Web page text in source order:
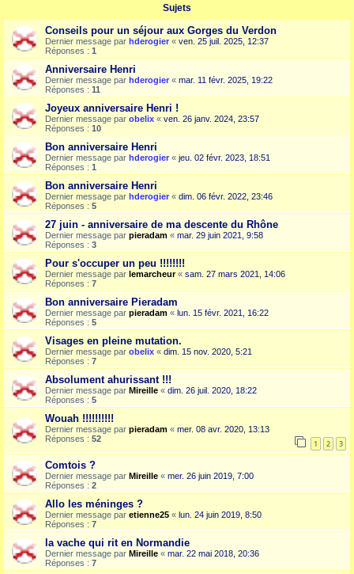
Sujets
Conseils pour un séjour aux Gorges du Verdon
Dernier message par hderogier « ven. 25 juil. 2025, 12:37
Réponses : 1
Anniversaire Henri
Dernier message par hderogier « mar. 11 févr. 2025, 19:22
Réponses : 11
Joyeux anniversaire Henri !
Dernier message par obelix « ven. 26 janv. 2024, 23:57
Réponses : 10
Bon anniversaire Henri
Dernier message par hderogier « jeu. 02 févr. 2023, 18:51
Réponses : 1
Bon anniversaire Henri
Dernier message par hderogier « dim. 06 févr. 2022, 23:46
Réponses : 5
27 juin - anniversaire de ma descente du Rhône
Dernier message par pieradam « mar. 29 juin 2021, 9:58
Réponses : 3
Pour s'occuper un peu !!!!!!!!
Dernier message par lemarcheur« sam. 27 mars 2021, 14:06
Réponses : 7
Bon anniversaire Pieradam
Dernier message par pieradam « lun. 15 févr. 2021, 16:22
Réponses : 5
Visages en pleine mutation.
Dernier message par obelix « dim. 15 nov. 2020, 5:21
Réponses : 7
Absolument ahurissant !!!
Dernier message par Mireille « dim. 26 juil. 2020, 18:22
Réponses : 5
Wouah !!!!!!!!!!
Dernier message par pieradam « mer. 08 avr. 2020, 13:13
Réponses : 52 1 2 3
Comtois ?
Dernier message par Mireille « mer. 26 juin 2019, 7:00
Réponses : 2
Allo les méninges ?
Dernier message par etienne25 « lun. 24 juin 2019, 8:50
Réponses : 7
la vache qui rit en Normandie
Dernier message par Mireille « mar. 22 mai 2018, 20:36
Réponses : 7